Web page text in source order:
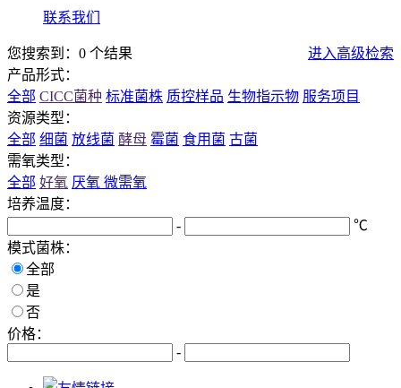
联系我们
您搜索到：0 个结果
进入高级检索
产品形式：
全部 CICC菌种 标准菌株 质控样品 生物指示物 服务项目
资源类型：
全部 细菌 放线菌 酵母 霉菌 食用菌 古菌
需氧类型：
全部 好氧 厌氧 微需氧
培养温度：
-
℃
模式菌株：
全部
是
否
价格：
-